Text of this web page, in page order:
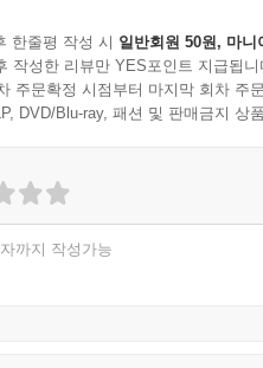
한줄평 작성 시 일반회원 50원, 마니
작성한 리뷰만 YES포인트 지급됩니
주문확정 시점부터 마지막 회차 주
DVD/Blu-ray, 패션 및 판매금지 상
까지 작성가능